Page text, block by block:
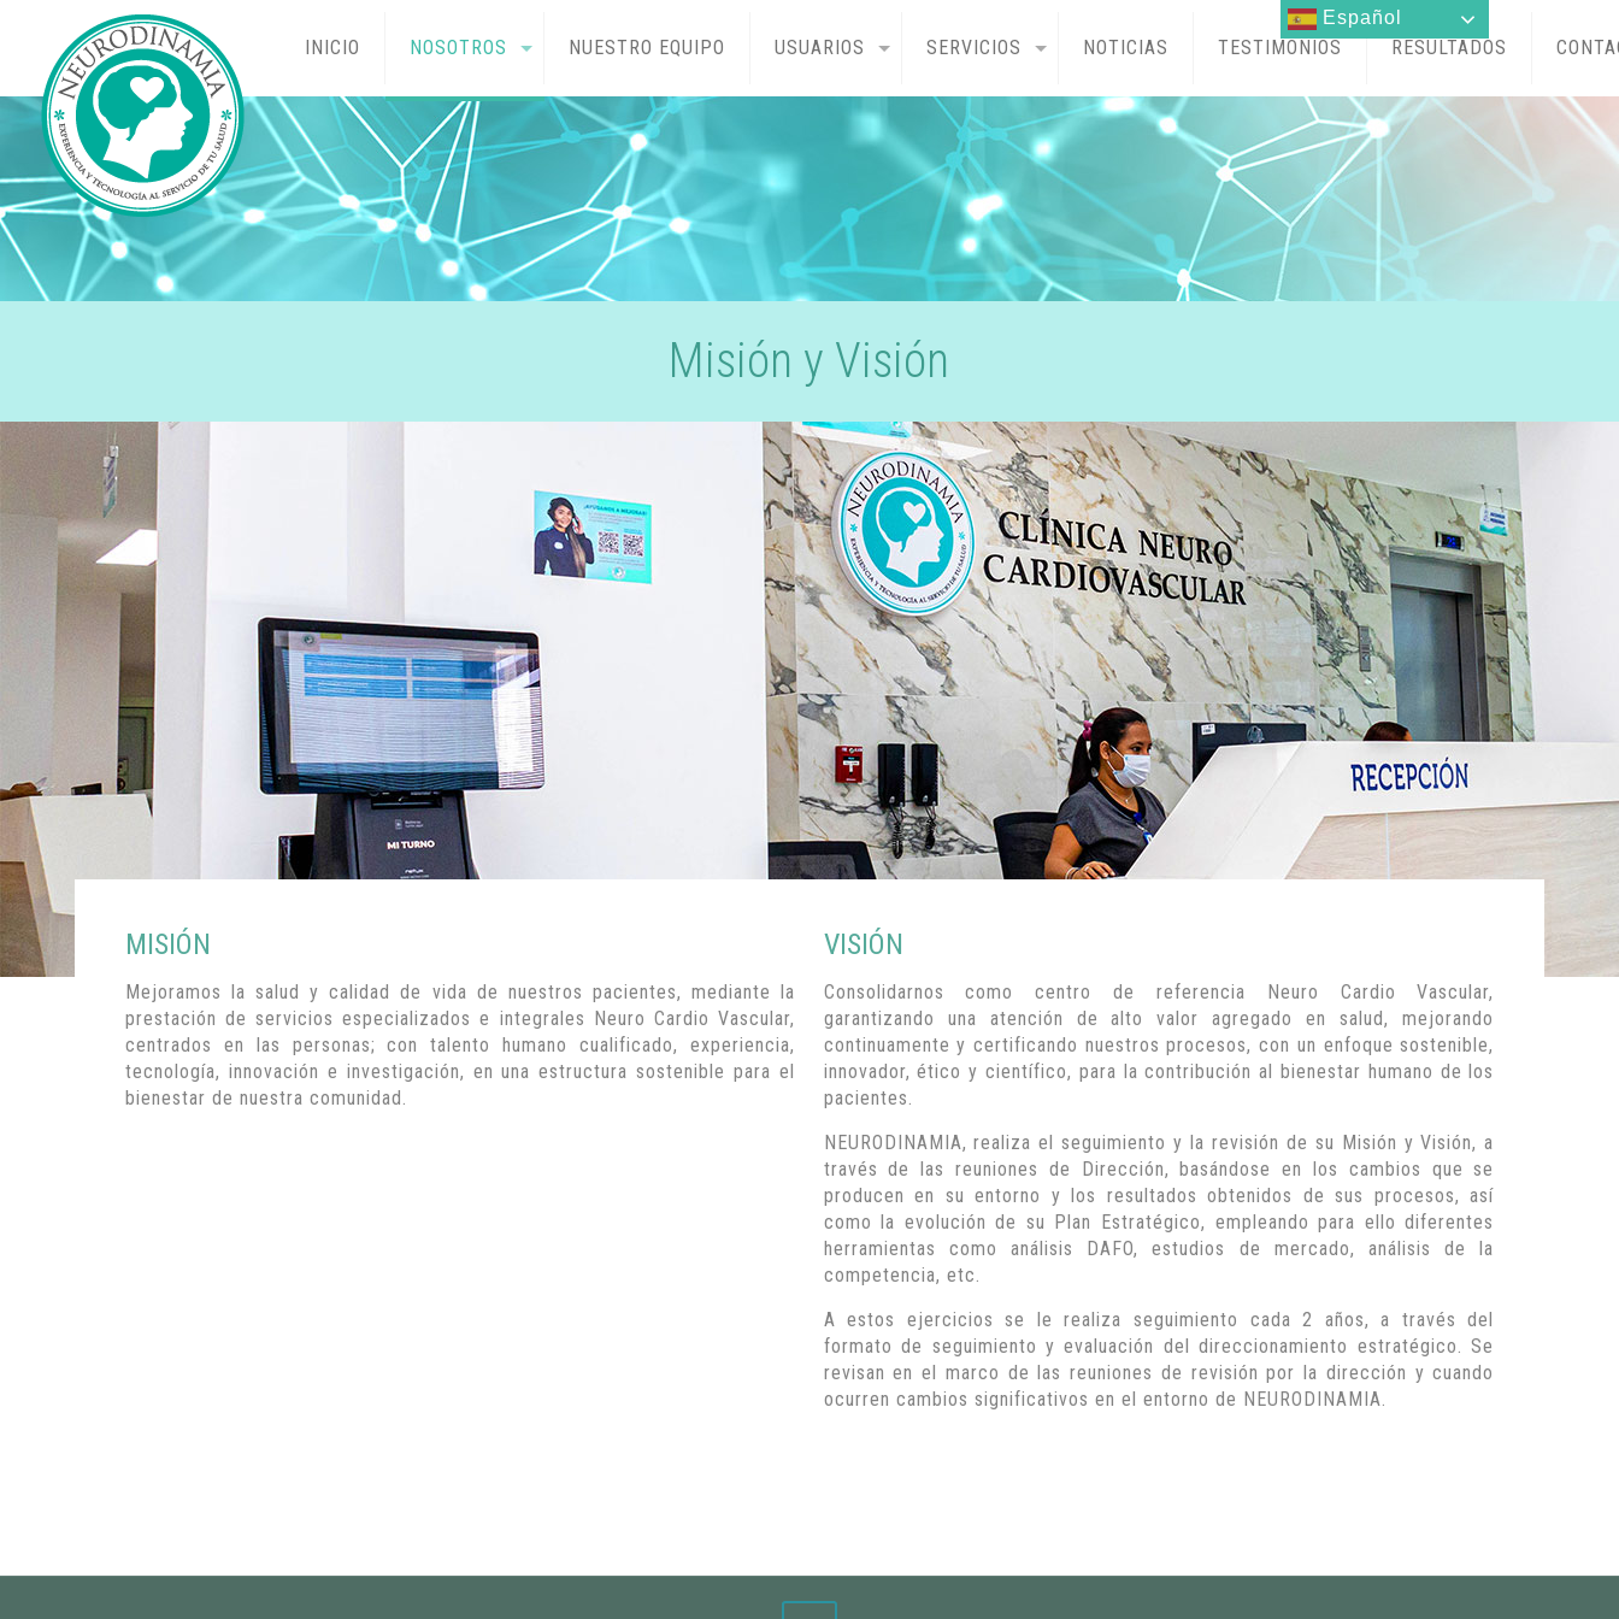
INICIO NOSOTROS NUESTRO EQUIPO USUARIOS SERVICIOS NOTICIAS TESTIMONIOS RESULTADOS
Misión y Visión
MISIÓN
Mejoramos la salud y calidad de vida de nuestros pacientes, mediante la
prestación de servicios especializados e integrales Neuro Cardio Vascular,
centrados en las personas; con talento humano cualificado, experiencia,
tecnología, innovación e investigación, en una estructura sostenible para el
bienestar de nuestra comunidad.
VISIÓN
Consolidarnos como centro de referencia Neuro Cardio Vascular,
garantizando una atención de alto valor agregado en salud, mejorando
continuamente y certificando nuestros procesos, con un enfoque sostenible,
innovador, ético y científico, para la contribución al bienestar humano de los
pacientes.
NEURODINAMIA, realiza el seguimiento y la revisión de su Misión y Visión, a
través de las reuniones de Dirección, basándose en los cambios que se
producen en su entorno y los resultados obtenidos de sus procesos, así
como la evolución de su Plan Estratégico, empleando para ello diferentes
herramientas como análisis DAFO, estudios de mercado, análisis de la
competencia, etc.
A estos ejercicios se le realiza seguimiento cada 2 años, a través del
formato de seguimiento y evaluación del direccionamiento estratégico. Se
revisan en el marco de las reuniones de revisión por la dirección y cuando
ocurren cambios significativos en el entorno de NEURODINAMIA.
Español